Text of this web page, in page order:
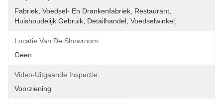
Fabriek, Voedsel- En Drankenfabriek, Restaurant,
Huishoudelijk Gebruik, Detailhandel, Voedselwinkel,
Locatie Van De Showroom:
Geen
Video-Uitgaande Inspectie:
Voorziening